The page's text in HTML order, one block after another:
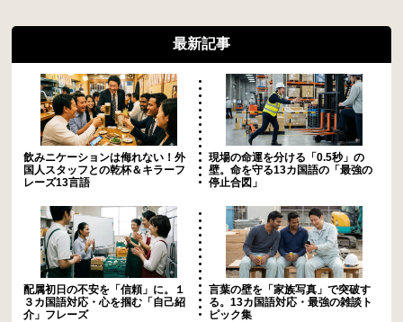
最新記事
飲みニケーションは侮れない！外
国人スタッフとの乾杯＆キラーフ
レーズ13言語
現場の命運を分ける「0.5秒」の
壁。命を守る13カ国語の「最強の
停止合図」
配属初日の不安を「信頼」に。１
３カ国語対応・心を掴む「自己紹
介」フレーズ
言葉の壁を「家族写真」で突破す
る。13カ国語対応・最強の雑談ト
ピック集